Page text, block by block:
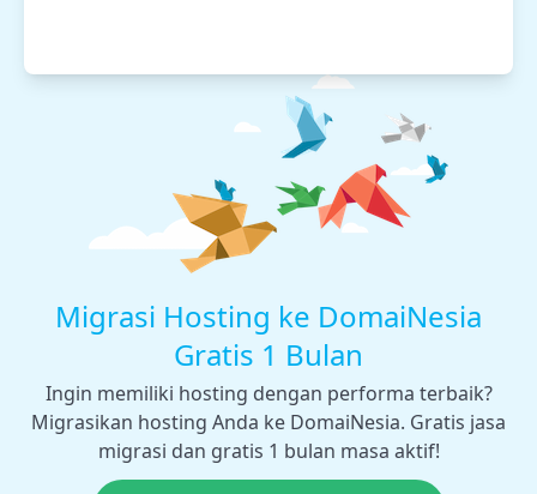
Migrasi Hosting ke DomaiNesia
Gratis 1 Bulan
Ingin memiliki hosting dengan performa terbaik?
Migrasikan hosting Anda ke DomaiNesia. Gratis jasa
migrasi dan gratis 1 bulan masa aktif!